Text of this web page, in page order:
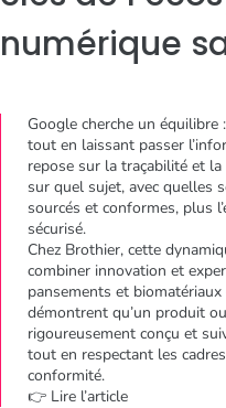
numérique
Google cherche un
tout en laissant passer
repose sur la traçabilité et
sur quel sujet, avec quelles
sourcés et conformes, plus
sécurisé.
Chez Brothier, cette
combiner innovation et
pansements et
démontrent qu’un produit
rigoureusement conçu et
tout en respectant les
conformité.
👉 Lire l’article